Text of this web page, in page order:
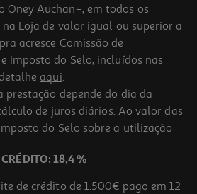
Oney Auchan+, em todos os
Loja de valor igual ou superior a
acresce Comissão de
Imposto do Selo, incluídos nas
aqui.
depende do dia da
de juros diários. Ao valor das
do Selo sobre a utilização
18,4 %
de crédito de 1.500€ pago em 12